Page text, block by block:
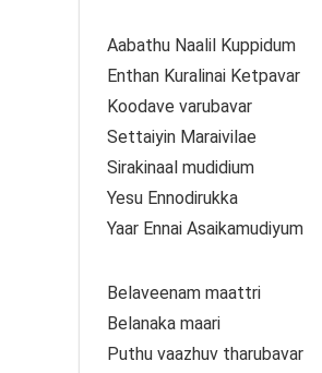
Aabathu Naalil Kuppidum
Enthan Kuralinai Ketpavar
Koodave varubavar
Settaiyin Maraivilae
Sirakinaal mudidium
Yesu Ennodirukka
Yaar Ennai Asaikamudiyum
Belaveenam maattri
Belanaka maari
Puthu vaazhuv tharubavar